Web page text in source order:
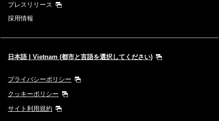
プレスリリース
採用情報
日本語 | Vietnam (都市と言語を選択してください)
プライバシーポリシー
クッキーポリシー
サイト利用規約